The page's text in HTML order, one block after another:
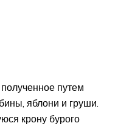
путем
яблони и груши.
крону бурого